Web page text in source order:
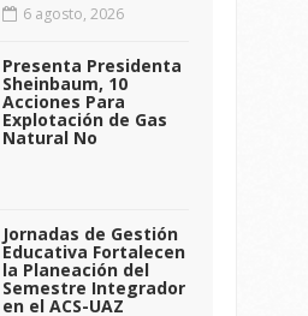
6 agosto, 2026
Presenta Presidenta
Sheinbaum, 10
Acciones Para
Explotación de Gas
Natural No
Jornadas de Gestión
Educativa Fortalecen
la Planeación del
Semestre Integrador
en el ACS-UAZ